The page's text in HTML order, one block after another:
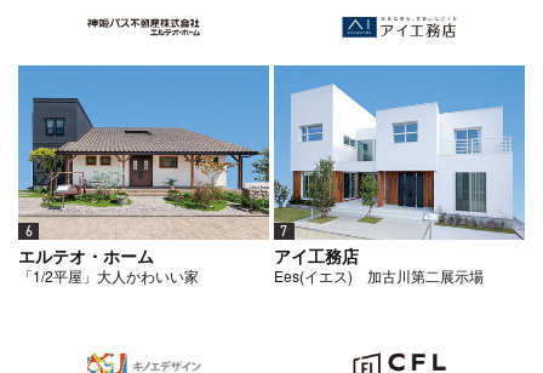
6
エルテオ・ホーム
「1/2平屋」大人かわいい家
7
アイ工務店
Ees(イエス) 加古川第二展示場